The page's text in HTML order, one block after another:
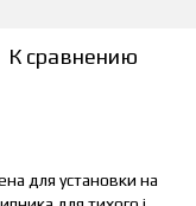
К сравнению
для установки на